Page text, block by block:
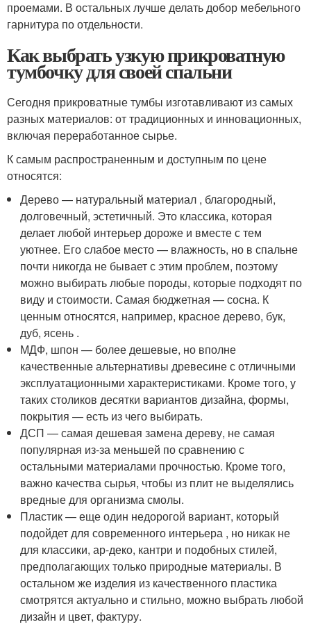
проемами. В остальных лучше делать добор мебельного
гарнитура по отдельности.
Как выбрать узкую прикроватную
тумбочку для своей спальни
Сегодня прикроватные тумбы изготавливают из самых
разных материалов: от традиционных и инновационных,
включая переработанное сырье.
К самым распространенным и доступным по цене
относятся:
Дерево — натуральный материал , благородный,
долговечный, эстетичный. Это классика, которая
делает любой интерьер дороже и вместе с тем
уютнее. Его слабое место — влажность, но в спальне
почти никогда не бывает с этим проблем, поэтому
можно выбирать любые породы, которые подходят по
виду и стоимости. Самая бюджетная — сосна. К
ценным относятся, например, красное дерево, бук,
дуб, ясень .
МДФ, шпон — более дешевые, но вполне
качественные альтернативы древесине с отличными
эксплуатационными характеристиками. Кроме того, у
таких столиков десятки вариантов дизайна, формы,
покрытия — есть из чего выбирать.
ДСП — самая дешевая замена дереву, не самая
популярная из-за меньшей по сравнению с
остальными материалами прочностью. Кроме того,
важно качества сырья, чтобы из плит не выделялись
вредные для организма смолы.
Пластик — еще один недорогой вариант, который
подойдет для современного интерьера , но никак не
для классики, ар-деко, кантри и подобных стилей,
предполагающих только природные материалы. В
остальном же изделия из качественного пластика
смотрятся актуально и стильно, можно выбрать любой
дизайн и цвет, фактуру.